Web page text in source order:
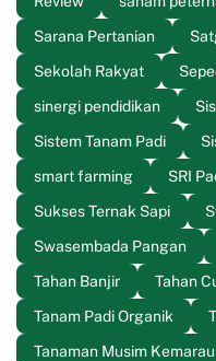
Sarana Pertanian
Sekolah Rakyat
sinergi pendidikan
Sistem Tanam Padi
smart farming
SRI
Sukses Ternak Sapi
Swasembada Pangan
Tahan Banjir
Tahan
Tanam Padi Organik
Tanaman Musim Kemarau